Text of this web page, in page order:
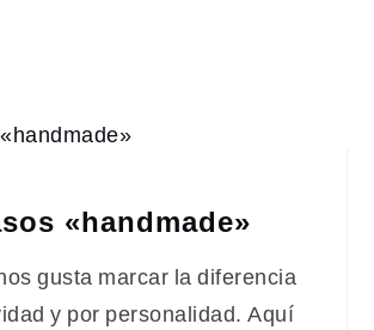
«handmade»
gusta marcar la diferencia
y por personalidad. Aquí